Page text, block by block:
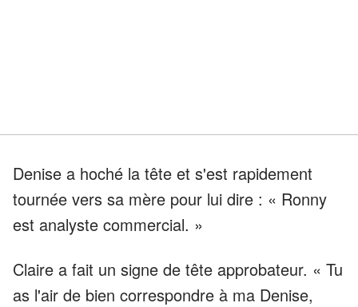
Denise a hoché la tête et s'est rapidement
tournée vers sa mère pour lui dire : « Ronny
est analyste commercial. »
Claire a fait un signe de tête approbateur. « Tu
as l'air de bien correspondre à ma Denise,